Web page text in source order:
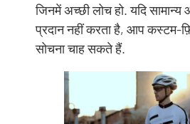
जिनमें अच्छी लोच हो. यदि
प्रदान नहीं करता है, आप कस्टम-
सोचना चाह सकते हैं.